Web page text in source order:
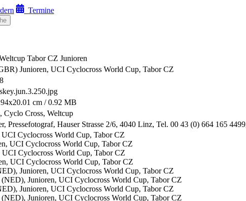
Termine
Tabor CZ Junioren
Junioren, UCI Cyclocross World Cup, Tabor CZ
cm / 0.92 MB
Cyclo Cross, Weltcup
Pressefotograf, Hauser Strasse 2/6, 4040 Linz, Tel. 00 43 (0) 664 165
Cyclocross World Cup, Tabor CZ
Cyclocross World Cup, Tabor CZ
Junioren, UCI Cyclocross World Cup, Tabor CZ
Junioren, UCI Cyclocross World Cup, Tabor CZ